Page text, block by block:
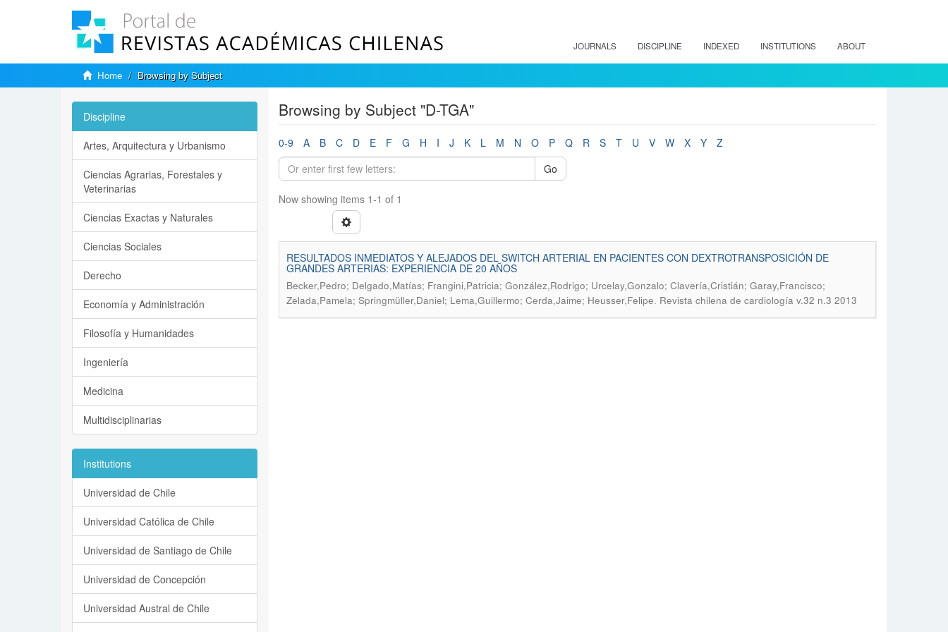
JOURNALS DISCIPLINE INDEXED INSTITUTIONS ABOUT
Home Browsing by Subject
Browsing by Subject "D-TGA"
0-9 A B C D E F G H I J K L M N O P Q R S T U V W X Y
Z
Go
Now showing items 1-1 of 1
RESULTADOS INMEDIATOS Y ALEJADOS DEL SWITCH ARTERIAL EN PACIENTES CON DEXTROTRANSPOSICIÓN DE
GRANDES ARTERIAS: EXPERIENCIA DE 20 AÑOS
Becker,Pedro; Delgado,Matías; Frangini,Patricia; González,Rodrigo; Urcelay,Gonzalo; Clavería,Cristián; Garay,Francisco;
Zelada,Pamela; Springmüller,Daniel; Lema,Guillermo; Cerda,Jaime; Heusser,Felipe. Revista chilena de cardiología v.32 n.3 2013
Discipline
Artes, Arquitectura y Urbanismo
Ciencias Agrarias, Forestales y
Veterinarias
Ciencias Exactas y Naturales
Ciencias Sociales
Derecho
Economía y Administración
Filosofía y Humanidades
Ingeniería
Medicina
Multidisciplinarias
Institutions
Universidad de Chile
Universidad Católica de Chile
Universidad de Santiago de Chile
Universidad de Concepción
Universidad Austral de Chile